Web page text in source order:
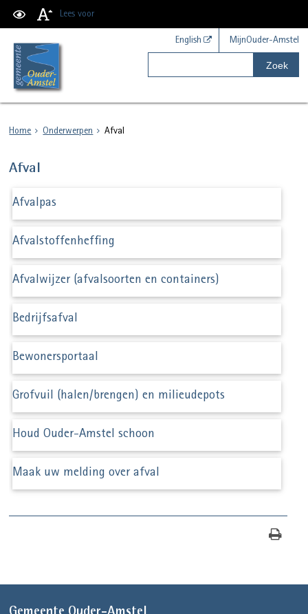
Lees voor
English MijnOuder-Amstel
Zoek
Home Onderwerpen Afval
Afval
Afvalpas
Afvalstoffenheffing
Afvalwijzer (afvalsoorten en containers)
Bedrijfsafval
Bewonersportaal
Grofvuil (halen/brengen) en milieudepots
Houd Ouder-Amstel schoon
Maak uw melding over afval